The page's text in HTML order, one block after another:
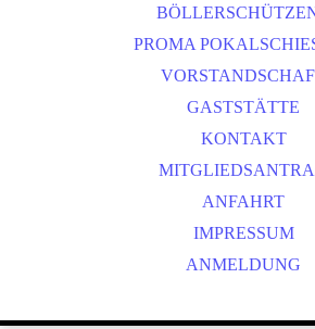
OKTOBERFEST &
BILDER
VIDEO
BILDER BÖLLER
PROMA
GASTSTÄTTE
KONTAKT
ANFAHRT
IMPRESSUM
ANMELDUNG